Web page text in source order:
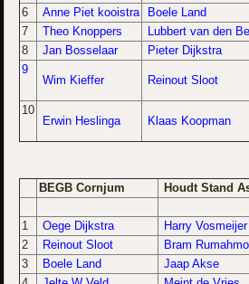
6
Anne Piet kooistra Boele Land
7
Theo Knoppers Lubbert van den
8
Jan Bosselaar Pieter Dijkstra
9
Wim Kieffer
Reinout Sloot
10
Erwin Heslinga
Klaas Koopman
BEGB Cornjum Houdt Stand
1 Oege Dijkstra Harry Vosmeijer
2
Reinout Sloot Bram
3
Boele Land Jaap Akse